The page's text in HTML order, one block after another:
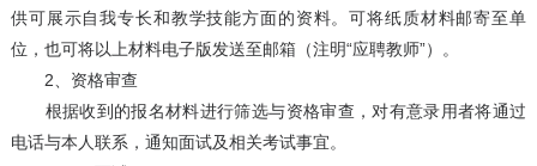
供可展示自我专长和教学技能方面的资料。可将纸质材料邮寄至单
位，也可将以上材料电子版发送至邮箱（注明“应聘教师”）。
2、资格审查
根据收到的报名材料进行筛选与资格审查，对有意录用者将通过
电话与本人联系，通知面试及相关考试事宜。